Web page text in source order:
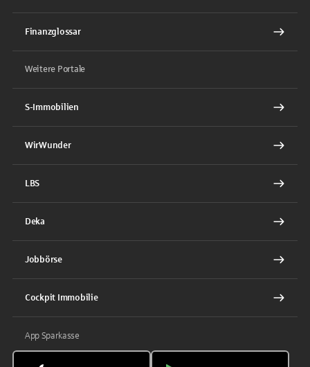
Finanzglossar
Weitere Portale
S-Immobilien
WirWunder
LBS
Deka
Jobbörse
Cockpit Immobilie
App Sparkasse